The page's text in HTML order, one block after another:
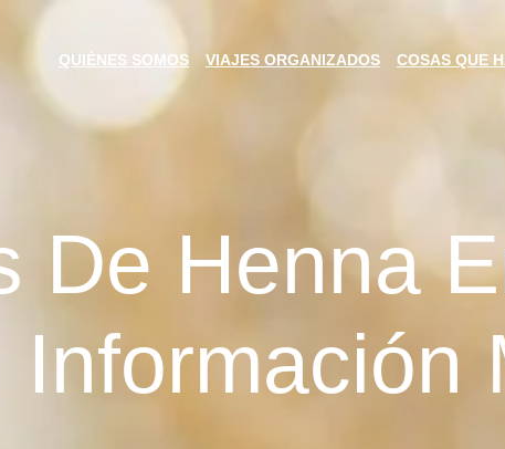
QUIÉNES SOMOS VIAJES ORGANIZADOS COSAS QUE
De Henna
Información